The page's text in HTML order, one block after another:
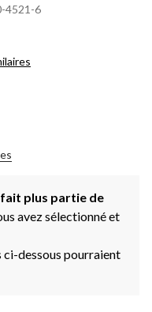
4521-6
fait plus partie de
avez sélectionné et
ci-dessous pourraient